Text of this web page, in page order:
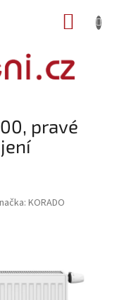
pravé
KORADO